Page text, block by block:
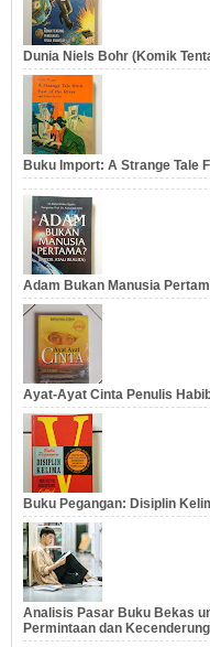
Dunia Niels Bohr (Komik
Buku Import: A Strange Tale
Adam Bukan Manusia
Ayat-Ayat Cinta Penulis
Buku Pegangan: Disiplin
Analisis Pasar Buku Bekas
Permintaan dan